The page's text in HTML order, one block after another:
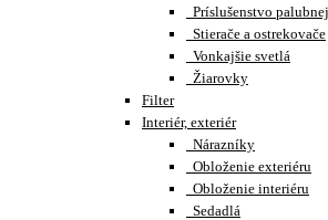
Príslušenstvo
Stierače a ostrekovače
Vonkajšie svetlá
Žiarovky
Filter
Interiér, exteriér
Nárazníky
Obloženie exteriéru
Obloženie interiéru
Sedadlá